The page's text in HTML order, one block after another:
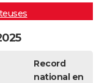
Record
national en